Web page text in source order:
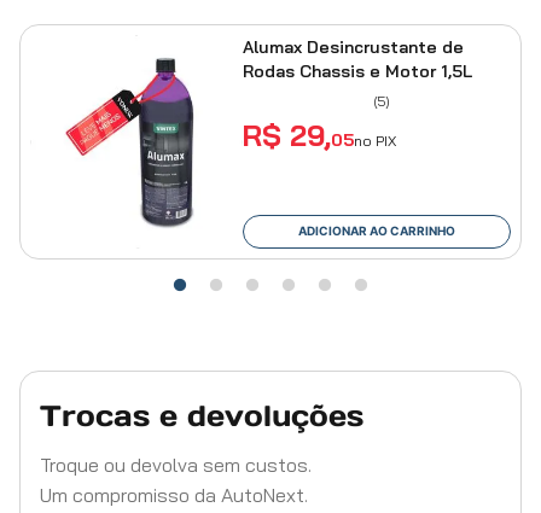
Não ouça apenas as suas músicas. Ouça mais, com Pioneer.
Atenção: De acordo com a Lei Federal n°11.291/06, ouvir música
com potência acima de 85 decibéis pode causar danos ao
sistema auditivo.
Alumax Desincrustante de
Rodas Chassis e Motor 1,5L
(5)
R$ 29,05no PIX
ADICIONAR AO CARRINHO
Trocas e devoluções
Troque ou devolva sem custos.
Um compromisso da AutoNext.